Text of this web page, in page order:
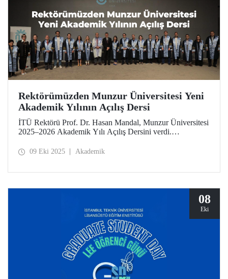
Rektörümüzden Munzur Üniversitesi Yeni
Akademik Yılının Açılış Dersi
İTÜ Rektörü Prof. Dr. Hasan Mandal, Munzur Üniversitesi
2025–2026 Akademik Yılı Açılış Dersini verdi.
olmak üzere Munzur’un sahip olduğu ortamın bilimsel
09 Eki 2025 Akademik
08
Eki